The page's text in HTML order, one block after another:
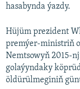
hasabynda ýazdy.
Hüjüm prezident
premýer-ministriň
Nemtsowyň 2015-
golaýyndaky
öldürülmeginiň